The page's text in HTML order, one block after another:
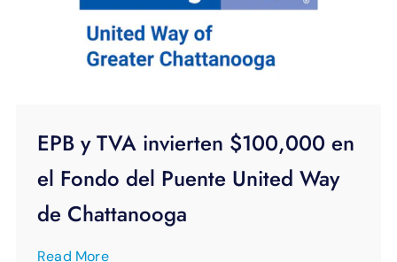
EPB y TVA invierten $100,000 en
el Fondo del Puente United Way
de Chattanooga
Read More